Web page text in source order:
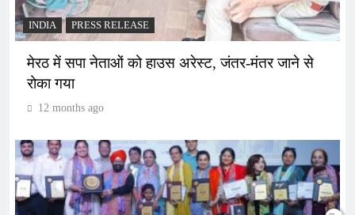
INDIA PRESS RELEASE
मेरठ में सपा नेताओं को हाउस अरेस्ट, जंतर-मंतर जाने से
रोका गया
12 months ago